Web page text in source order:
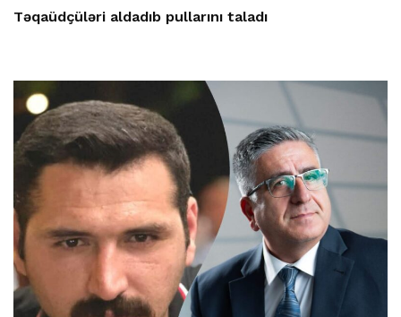
Təqaüdçüləri aldadıb pullarını taladı